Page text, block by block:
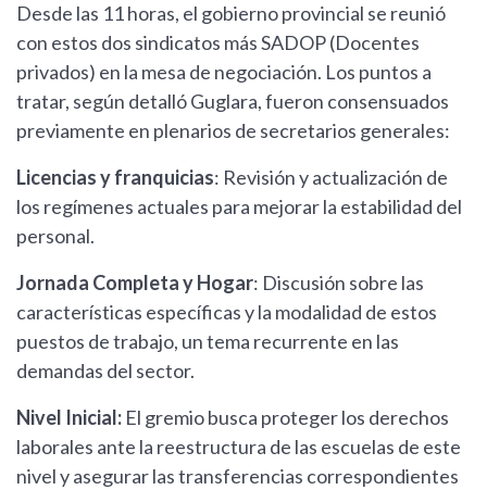
Desde las 11 horas, el gobierno provincial se reunió
con estos dos sindicatos más SADOP (Docentes
privados) en la mesa de negociación. Los puntos a
tratar, según detalló Guglara, fueron consensuados
previamente en plenarios de secretarios generales:
Licencias y franquicias: Revisión y actualización de
los regímenes actuales para mejorar la estabilidad del
personal.
Jornada Completa y Hogar: Discusión sobre las
características específicas y la modalidad de estos
puestos de trabajo, un tema recurrente en las
demandas del sector.
Nivel Inicial: El gremio busca proteger los derechos
laborales ante la reestructura de las escuelas de este
nivel y asegurar las transferencias correspondientes